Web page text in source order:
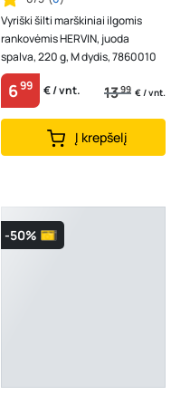
Vyriški šilti marškiniai ilgomis
rankovėmis HERVIN, juoda
spalva, 220 g, M dydis, 7860010
699 € / vnt. 1399 € / vnt.
Į krepšelį
-50%